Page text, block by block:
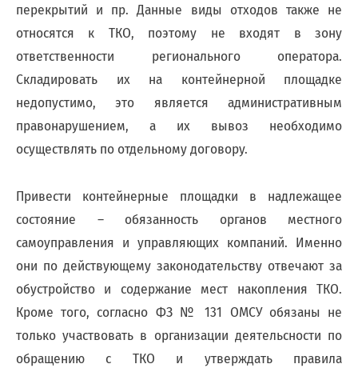
№
договора)
запросы
направлять
на
эл.
почту
info@rotko10.ru
Для
физических
лиц
abon@eirz-
karelia.ru
8
(8142)
59 46
07
перекрытий и пр. Данные виды отходов также не
относятся к ТКО, поэтому не входят в зону
ответственности регионального оператора.
Складировать их на контейнерной площадке
недопустимо, это является административным
правонарушением, а их вывоз необходимо
осуществлять по отдельному договору.
Привести контейнерные площадки в надлежащее
состояние – обязанность органов местного
самоуправления и управляющих компаний. Именно
они по действующему законодательству отвечают за
обустройство и содержание мест накопления ТКО.
Кроме того, согласно ФЗ № 131 ОМСУ обязаны не
только участвовать в организации деятельсности по
обращению с ТКО и утверждать правила